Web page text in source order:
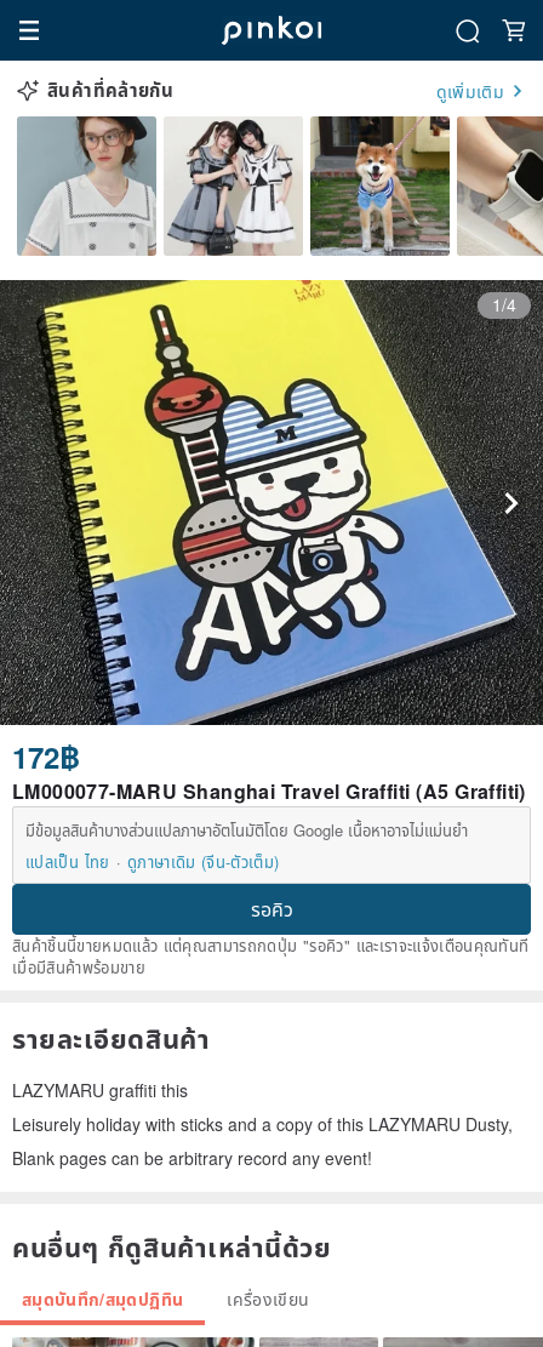
สินค้าที่คล้ายกัน ดูเพิ่มเติม
1/4
172฿
LM000077-MARU Shanghai Travel Graffiti (A5 Graffiti)
มีข้อมูลสินค้าบางส่วนแปลภาษาอัตโนมัติโดย Google เนื้อหาอาจไม่แม่นยำ
แปลเป็น ไทย
ดูภาษาเดิม (จีน-ตัวเต็ม)
รอคิว
สินค้าชิ้นนี้ขายหมดแล้ว แต่คุณสามารถกดปุ่ม "รอคิว" และเราจะแจ้งเตือนคุณทันที
เมื่อมีสินค้าพร้อมขาย
รายละเอียดสินค้า
LAZYMARU graffiti this
Leisurely holiday with sticks and a copy of this LAZYMARU Dusty,
Blank pages can be arbitrary record any event!
คนอื่นๆ ก็ดูสินค้าเหล่านี้ด้วย
สมุดบันทึก/สมุดปฏิทิน เครื่องเขียน